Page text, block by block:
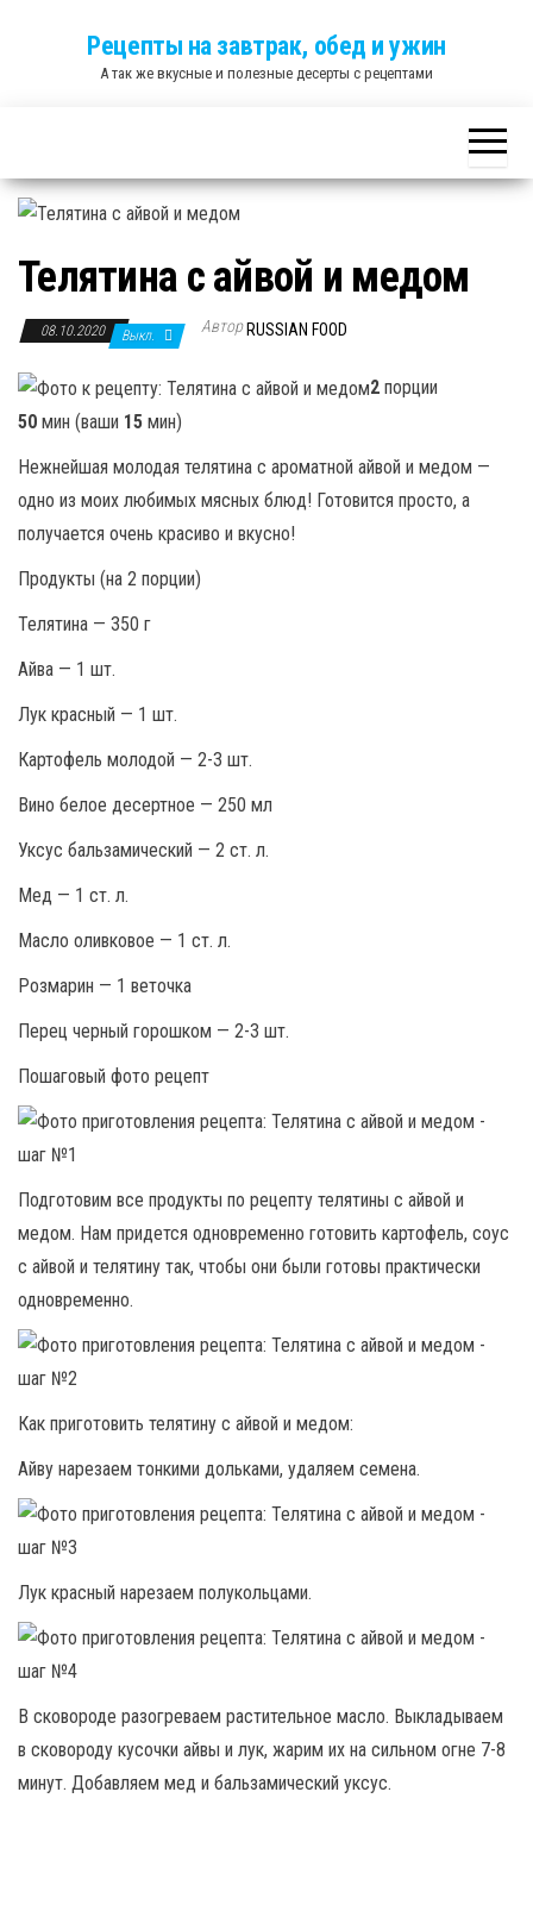
Рецепты на завтрак, обед и ужин
А так же вкусные и полезные десерты с рецептами
Телятина с айвой и медом
08.10.2020 Выкл. Автор RUSSIAN FOOD
2 порции
50 мин (ваши 15 мин)
Нежнейшая молодая телятина с ароматной айвой и медом —
одно из моих любимых мясных блюд! Готовится просто, а
получается очень красиво и вкусно!
Продукты (на 2 порции)
Телятина — 350 г
Айва — 1 шт.
Лук красный — 1 шт.
Картофель молодой — 2-3 шт.
Вино белое десертное — 250 мл
Уксус бальзамический — 2 ст. л.
Мед — 1 ст. л.
Масло оливковое — 1 ст. л.
Розмарин — 1 веточка
Перец черный горошком — 2-3 шт.
Пошаговый фото рецепт
Подготовим все продукты по рецепту телятины с айвой и
медом. Нам придется одновременно готовить картофель, соус
с айвой и телятину так, чтобы они были готовы практически
одновременно.
Как приготовить телятину с айвой и медом:
Айву нарезаем тонкими дольками, удаляем семена.
Лук красный нарезаем полукольцами.
В сковороде разогреваем растительное масло. Выкладываем
в сковороду кусочки айвы и лук, жарим их на сильном огне 7-8
минут. Добавляем мед и бальзамический уксус.